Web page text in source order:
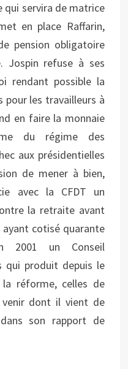
qui servira de matrice
en place Raffarin,
pension obligatoire
Jospin refuse à ses
rendant possible la
pour les travailleurs à
en faire la monnaie
du régime des
aux présidentielles
de mener à bien,
avec la CFDT un
la retraite avant
ayant cotisé quarante
2001 un Conseil
qui produit depuis le
réforme, celles de
dont il vient de
son rapport de